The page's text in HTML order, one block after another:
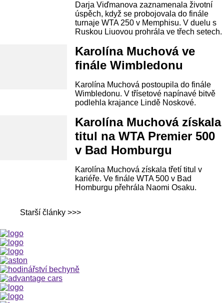
Darja Viďmanova zaznamenala životní
úspěch, když se probojovala do finále
turnaje WTA 250 v Memphisu. V duelu s
Ruskou Liuovou prohrála ve třech setech.
Karolína Muchová ve
finále Wimbledonu
Karolína Muchová postoupila do finále
Wimbledonu. V třísetové napínavé bitvě
podlehla krajance Lindě Noskové.
Karolína Muchová získala
titul na WTA Premier 500
v Bad Homburgu
Karolína Muchová získala třetí titul v
kariéře. Ve finále WTA 500 v Bad
Homburgu přehrála Naomi Osaku.
Starší články >>>